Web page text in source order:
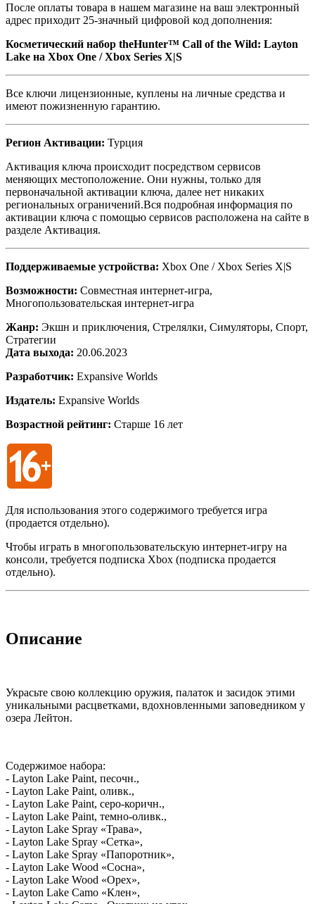
После оплаты товара в нашем магазине на ваш электронный
адрес приходит 25-значный цифровой код дополнения:
Косметический набор theHunter™ Call of the Wild: Layton
Lake на Xbox One / Xbox Series X|S
Все ключи лицензионные, куплены на личные средства и
имеют пожизненную гарантию.
Регион Активации: Турция
Активация ключа происходит посредством сервисов
меняющих местоположение. Они нужны, только для
первоначальной активации ключа, далее нет никаких
региональных ограничений.Вся подробная информация по
активации ключа с помощью сервисов расположена на сайте в
разделе Активация.
Поддерживаемые устройства: Xbox One / Xbox Series X|S
Возможности: Совместная интернет-игра,
Многопользовательская интернет-игра
Жанр: Экшн и приключения, Стрелялки, Симуляторы, Спорт,
Стратегии
Дата выхода: 20.06.2023
Разработчик: Expansive Worlds
Издатель: Expansive Worlds
Возрастной рейтинг: Старше 16 лет
Для использования этого содержимого требуется игра
(продается отдельно).
Чтобы играть в многопользовательскую интернет-игру на
консоли, требуется подписка Xbox (подписка продается
отдельно).
Описание
Украсьте свою коллекцию оружия, палаток и засидок этими
уникальными расцветками, вдохновленными заповедником у
озера Лейтон.
Содержимое набора:
- Layton Lake Paint, песочн.,
- Layton Lake Paint, оливк.,
- Layton Lake Paint, серо-коричн.,
- Layton Lake Paint, темно-оливк.,
- Layton Lake Spray «Трава»,
- Layton Lake Spray «Сетка»,
- Layton Lake Spray «Папоротник»,
- Layton Lake Wood «Сосна»,
- Layton Lake Wood «Орех»,
- Layton Lake Camo «Клен»,